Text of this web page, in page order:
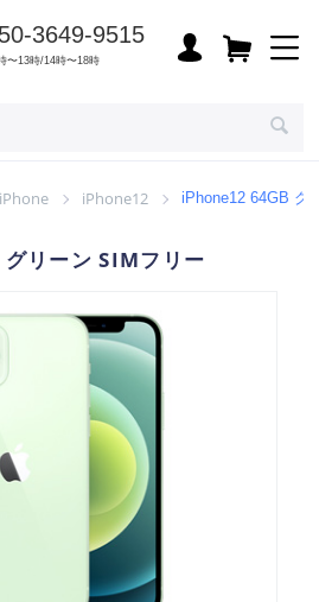
3649-9515
〜13時/14時〜18時
iPhone iPhone12 iPhone12 64GB グ
リーン SIMフリー